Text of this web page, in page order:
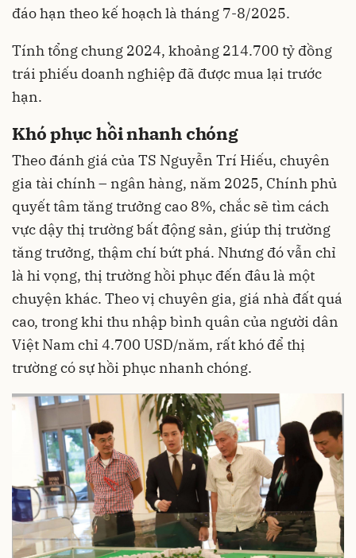
đáo hạn theo kế hoạch là tháng 7-8/2025.
Tính tổng chung 2024, khoảng 214.700 tỷ đồng
trái phiếu doanh nghiệp đã được mua lại trước
hạn.
Khó phục hồi nhanh chóng
Theo đánh giá của TS Nguyễn Trí Hiếu, chuyên
gia tài chính – ngân hàng, năm 2025, Chính phủ
quyết tâm tăng trưởng cao 8%, chắc sẽ tìm cách
vực dậy thị trường bất động sản, giúp thị trường
tăng trưởng, thậm chí bứt phá. Nhưng đó vẫn chỉ
là hi vọng, thị trường hồi phục đến đâu là một
chuyện khác. Theo vị chuyên gia, giá nhà đất quá
cao, trong khi thu nhập bình quân của người dân
Việt Nam chỉ 4.700 USD/năm, rất khó để thị
trường có sự hồi phục nhanh chóng.